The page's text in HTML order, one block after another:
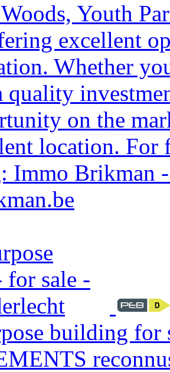
Youth
excellent
Whether
quality
on the
location.
Immo Brikman
building for